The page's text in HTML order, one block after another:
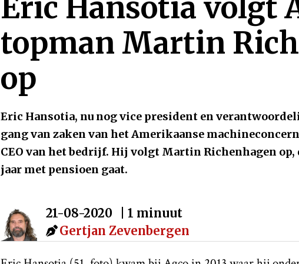
Eric Hansotia volgt
topman Martin
op
Eric Hansotia, nu nog vice president en
gang van zaken van het Amerikaanse
CEO van het bedrijf. Hij volgt Martin Richenhagen op,
jaar met pensioen gaat.
21-08-2020
| 1 minuut
Gertjan Zevenbergen